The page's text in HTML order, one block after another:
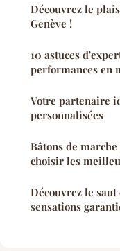
Découvrez le
Genève !
10 astuces
performances en
Votre partenaire
personnalisées
Bâtons de
choisir les
Découvrez le
sensations